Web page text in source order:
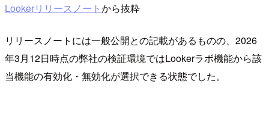
Lookerリリースノートから抜粋
リリースノートには一般公開との記載があるものの、2026
年3月12日時点の弊社の検証環境ではLookerラボ機能から該
当機能の有効化・無効化が選択できる状態でした。